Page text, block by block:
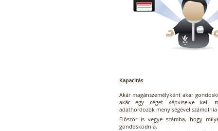
Kapacitás
Akár magánszemélyként akar
akár egy céget képviselve kell
adathordozók menyiségével
Először is vegye számba, hogy
gondoskodnia.